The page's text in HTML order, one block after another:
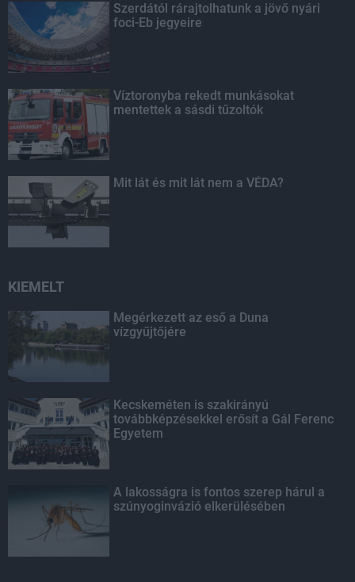
Szerdától rárajtolhatunk a jövő nyári
foci-Eb jegyeire
Víztoronyba rekedt munkásokat
mentettek a sásdi tűzoltók
Mit lát és mit lát nem a VÉDA?
KIEMELT
Megérkezett az eső a Duna
vízgyűjtőjére
Kecskeméten is szakirányú
továbbképzésekkel erősít a Gál Ferenc
Egyetem
A lakosságra is fontos szerep hárul a
szúnyoginvázió elkerülésében